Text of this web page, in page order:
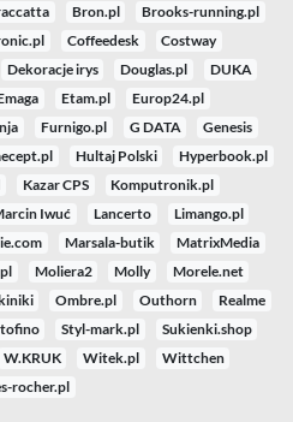
Bron.pl
Brooks-running.pl
Coffeedesk
Costway
Dekoracje irys Douglas.pl
DUKA
Etam.pl
Europ24.pl
Furnigo.pl G DATA
Genesis
Hultaj Polski
Hyperbook.pl
Kazar CPS
Komputronik.pl
Iwuć
Lancerto
Limango.pl
Marsala-butik
MatrixMedia
Moliera2 Molly
Morele.net
Ombre.pl Outhorn
Realme
Styl-mark.pl
Sukienki.shop
W.KRUK Witek.pl
Wittchen
rocher.pl